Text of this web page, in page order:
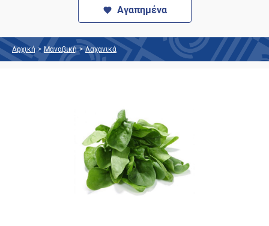
Αγαπημένα
Αρχική > Μαναβική > Λαχανικά